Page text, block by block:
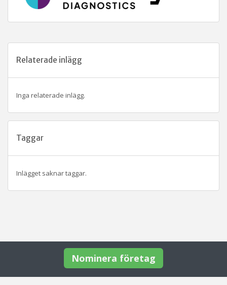
Relaterade inlägg
Inga relaterade inlägg.
Taggar
Inlägget saknar taggar.
Nominera företag